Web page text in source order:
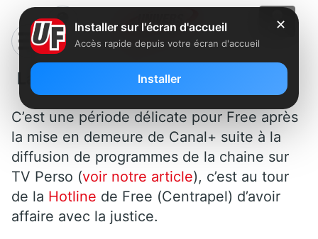
La Hotline de Free condamnée
C’est une période délicate pour Free après
la mise en demeure de Canal+ suite à la
diffusion de programmes de la chaine sur
TV Perso (voir notre article), c’est au tour
de la Hotline de Free (Centrapel) d’avoir
affaire avec la justice.
✕
Installer sur l'écran d'accueil
Accès rapide depuis votre écran d'accueil
Installer